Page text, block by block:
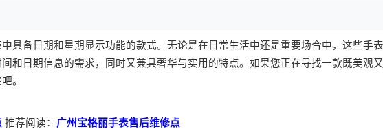
具备日期和星期显示功能的款式。无论是在日常生活中还是重要场合中，这些手表
和日期信息的需求，同时又兼具奢华与实用的特点。如果您正在寻找一款既美观又
。
推荐阅读： 广州宝格丽手表售后维修点